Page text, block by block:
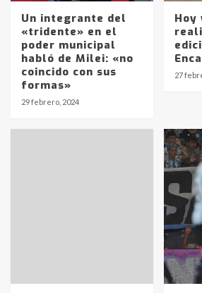
Un integrante del
«tridente» en el
poder municipal
habló de Milei: «no
coincido con sus
formas»
29 febrero, 2024
Hoy
27